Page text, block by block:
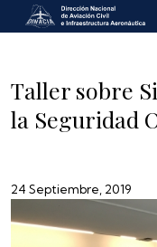
Pasar al contenido
Taller sobre
la Seguridad
24 Septiembre, 2019